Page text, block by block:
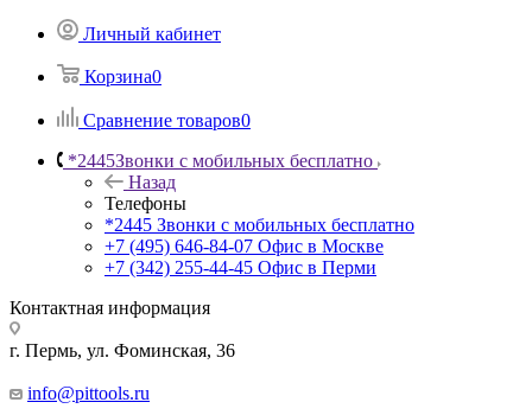
Личный кабинет
Корзина0
Сравнение товаров0
*2445Звонки с мобильных бесплатно
Назад
Телефоны
*2445 Звонки с мобильных бесплатно
+7 (495) 646-84-07 Офис в Москве
+7 (342) 255-44-45 Офис в Перми
Контактная информация
г. Пермь, ул. Фоминская, 36
info@pittools.ru